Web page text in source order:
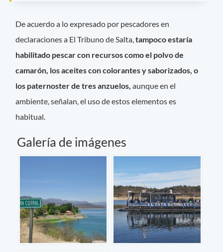
De acuerdo a lo expresado por pescadores en
declaraciones a El Tribuno de Salta,tampoco estaría
habilitado pescar con recursos como el polvo de
camarón, los aceites con colorantes y saborizados, o
los paternoster de tres anzuelos, aunque en el
ambiente, señalan, el uso de estos elementos es
habitual.
Galería de imágenes